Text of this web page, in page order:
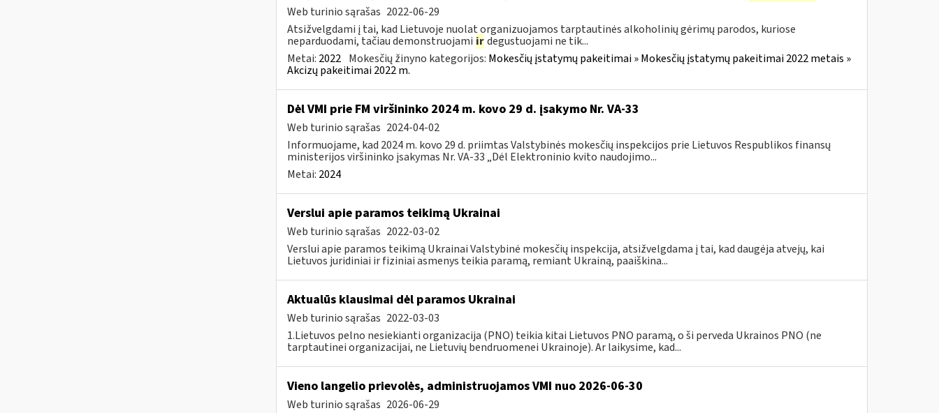
Web turinio sąrašas 2022-06-29
Atsižvelgdami į tai, kad Lietuvoje nuolat organizuojamos tarptautinės alkoholinių gėrimų parodos, kuriose
neparduodami, tačiau demonstruojami ir degustuojami ne tik...
Metai: 2022 Mokesčių žinyno kategorijos: Mokesčių įstatymų pakeitimai » Mokesčių įstatymų pakeitimai 2022 metais »
Akcizų pakeitimai 2022 m.
Dėl VMI prie FM viršininko 2024 m. kovo 29 d. įsakymo Nr. VA-33
Web turinio sąrašas 2024-04-02
Informuojame, kad 2024 m. kovo 29 d. priimtas Valstybinės mokesčių inspekcijos prie Lietuvos Respublikos finansų
ministerijos viršininko įsakymas Nr. VA-33 „Dėl Elektroninio kvito naudojimo...
Metai: 2024
Verslui apie paramos teikimą Ukrainai
Web turinio sąrašas 2022-03-02
Verslui apie paramos teikimą Ukrainai Valstybinė mokesčių inspekcija, atsižvelgdama į tai, kad daugėja atvejų, kai
Lietuvos juridiniai ir fiziniai asmenys teikia paramą, remiant Ukrainą, paaiškina...
Aktualūs klausimai dėl paramos Ukrainai
Web turinio sąrašas 2022-03-03
1.Lietuvos pelno nesiekianti organizacija (PNO) teikia kitai Lietuvos PNO paramą, o ši perveda Ukrainos PNO (ne
tarptautinei organizacijai, ne Lietuvių bendruomenei Ukrainoje). Ar laikysime, kad...
Vieno langelio prievolės, administruojamos VMI nuo 2026-06-30
Web turinio sąrašas 2026-06-29